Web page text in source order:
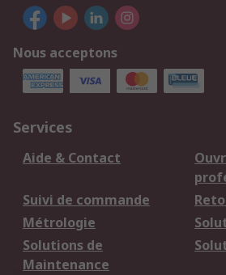
Nous acceptons
Services
Aide & Contact
Suivi de commande
Métrologie
Solutions de
Maintenance